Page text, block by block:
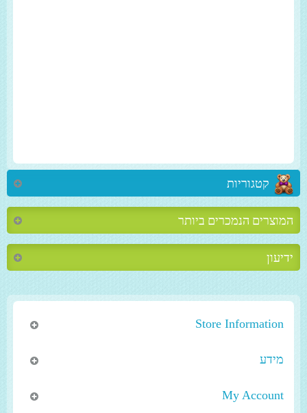
קטגוריות
המוצרים הנמכרים ביותר
ידיעון
Store Information
מידע
My Account